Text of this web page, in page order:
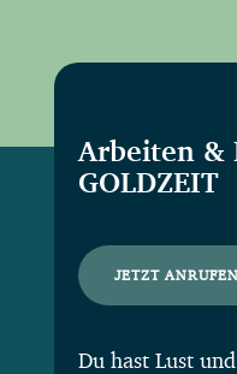
Arbeiten &
GOLDZEIT
JETZT ANRUFEN
Du hast Lust